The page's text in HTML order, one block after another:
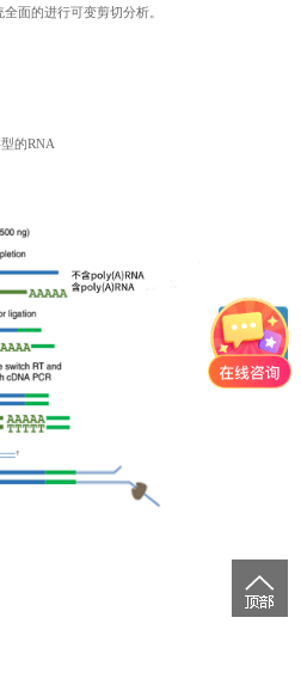
面的进行可变剪切分析。
的RNA